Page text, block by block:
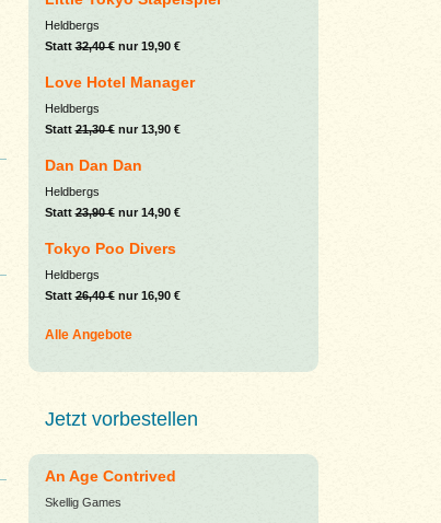
Heldbergs
Statt32,40 €nur 19,90 €
Love Hotel Manager
Heldbergs
Statt21,30 €nur 13,90 €
Dan Dan Dan
Heldbergs
Statt23,90 €nur 14,90 €
Tokyo Poo Divers
Heldbergs
Statt26,40 €nur 16,90 €
Alle Angebote
Jetzt vorbestellen
An Age Contrived
Skellig Games